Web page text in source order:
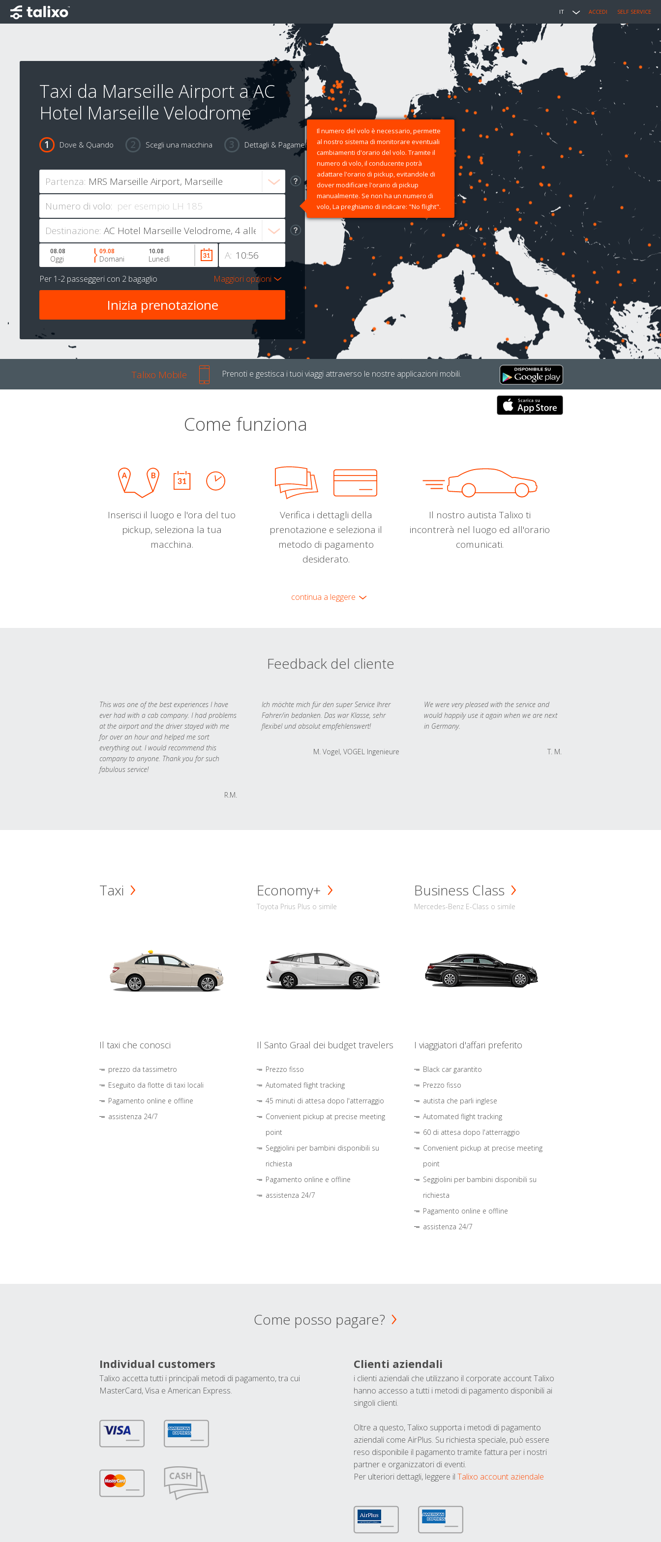
IT ACCEDI SELF SERVICE
Taxi da Marseille Airport a AC
Hotel Marseille Velodrome
Dove & Quando Scegli una macchina Dettagli & Pagamento
Partenza:
Numero di volo:
Il numero del volo è necessario, permette
al nostro sistema di monitorare eventuali
cambiamenti d'orario del volo. Tramite il
numero di volo, il conducente potrà
adattare l'orario di pickup, evitandole di
dover modificare l'orario di pickup
manualmente. Se non ha un numero di
volo, La preghiamo di indicare: "No flight".
Destinazione:
A:
08.08
Oggi
09.08
Domani
10.08
Lunedì
Per 1-2 passeggeri con 2 bagaglio Maggiori opzioni
Talixo Mobile Prenoti e gestisca i tuoi viaggi attraverso le nostre applicazioni mobili.
Come funziona
Inserisci il luogo e l'ora del tuo
pickup, seleziona la tua
macchina.
Verifica i dettagli della
prenotazione e seleziona il
metodo di pagamento
desiderato.
Il nostro autista Talixo ti
incontrerà nel luogo ed all'orario
comunicati.
continua a leggere
Feedback del cliente
This was one of the best experiences I have
ever had with a cab company. I had problems
at the airport and the driver stayed with me
for over an hour and helped me sort
everything out. I would recommend this
company to anyone. Thank you for such
fabulous service!
R.M.
Ich möchte mich für den super Service Ihrer
Fahrer/in bedanken. Das war Klasse, sehr
flexibel und absolut empfehlenswert!
M. Vogel, VOGEL Ingenieure
We were very pleased with the service and
would happily use it again when we are next
in Germany.
T. M.
Taxi
Il taxi che conosci
prezzo da tassimetro
Eseguito da flotte di taxi locali
Pagamento online e offline
assistenza 24/7
Economy+
Toyota Prius Plus o simile
Il Santo Graal dei budget travelers
Prezzo fisso
Automated flight tracking
45 minuti di attesa dopo l'atterraggio
Convenient pickup at precise meeting
point
Seggiolini per bambini disponibili su
richiesta
Pagamento online e offline
assistenza 24/7
Business Class
Mercedes-Benz E-Class o simile
I viaggiatori d'affari preferito
Black car garantito
Prezzo fisso
autista che parli inglese
Automated flight tracking
60 di attesa dopo l'atterraggio
Convenient pickup at precise meeting
point
Seggiolini per bambini disponibili su
richiesta
Pagamento online e offline
assistenza 24/7
Come posso pagare?
Individual customers
Talixo accetta tutti i principali metodi di pagamento, tra cui
MasterCard, Visa e American Express.
Clienti aziendali
i clienti aziendali che utilizzano il corporate account Talixo
hanno accesso a tutti i metodi di pagamento disponibili ai
singoli clienti.
Oltre a questo, Talixo supporta i metodi di pagamento
aziendali come AirPlus. Su richiesta speciale, può essere
reso disponibile il pagamento tramite fattura per i nostri
partner e organizzatori di eventi.
Per ulteriori dettagli, leggere il Talixo account aziendale